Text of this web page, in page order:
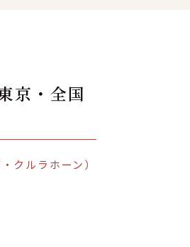
京・全国
ルラホーン）